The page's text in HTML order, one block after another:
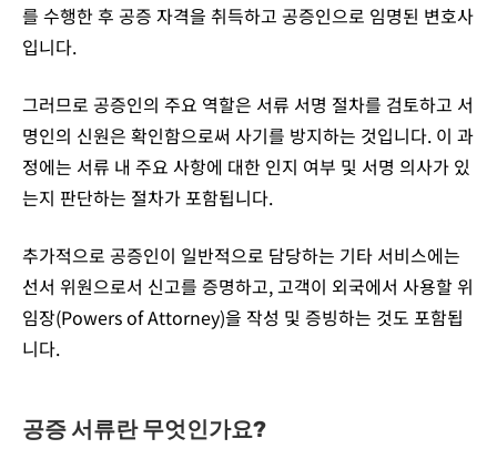
를 수행한 후 공증 자격을 취득하고 공증인으로 임명된 변호사
입니다.
그러므로 공증인의 주요 역할은 서류 서명 절차를 검토하고 서
명인의 신원은 확인함으로써 사기를 방지하는 것입니다. 이 과
정에는 서류 내 주요 사항에 대한 인지 여부 및 서명 의사가 있
는지 판단하는 절차가 포함됩니다.
추가적으로 공증인이 일반적으로 담당하는 기타 서비스에는
선서 위원으로서 신고를 증명하고, 고객이 외국에서 사용할 위
임장(Powers of Attorney)을 작성 및 증빙하는 것도 포함됩
니다.
공증 서류란 무엇인가요?